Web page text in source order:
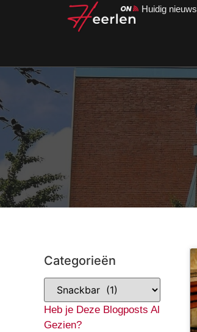
Huidig nieuws
Categorieën
Heb je Deze Blogposts Al
Gezien?